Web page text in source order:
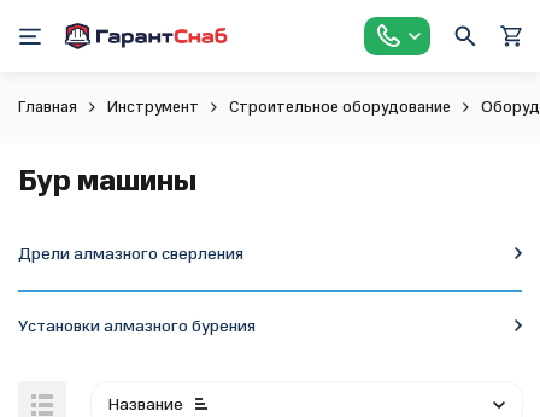
Главная Инструмент Строительное оборудование
Бур машины
Дрели алмазного сверления
Установки алмазного бурения
Название